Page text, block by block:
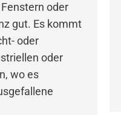
oder
gut. Es kommt
oder
oder
wo es